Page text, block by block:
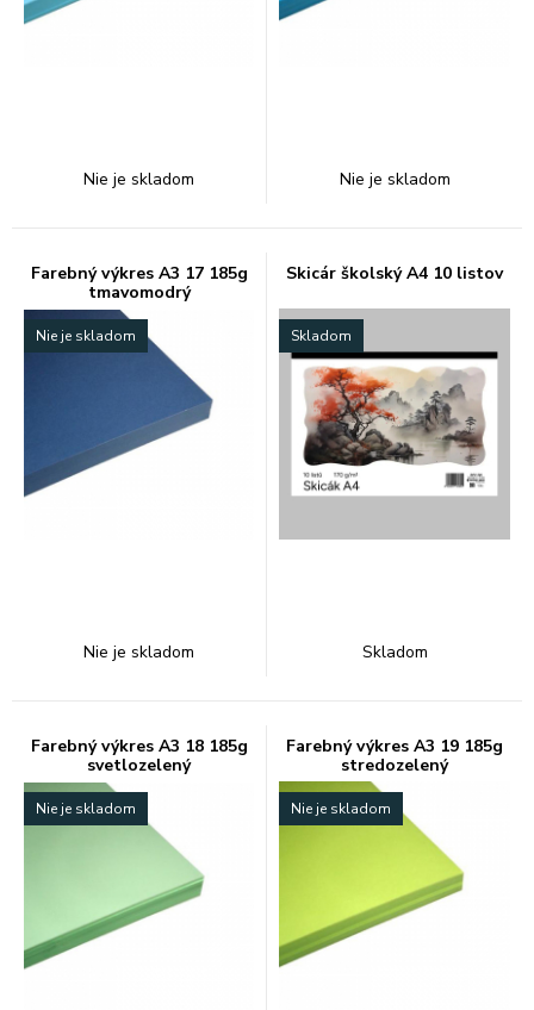
Nie je skladom Nie je skladom
Farebný výkres A3 17 185g
tmavomodrý
Nie je skladom
Nie je skladom
Skicár školský A4 10 listov
Skladom
Skladom
Farebný výkres A3 18 185g
svetlozelený
Nie je skladom
Farebný výkres A3 19 185g
stredozelený
Nie je skladom